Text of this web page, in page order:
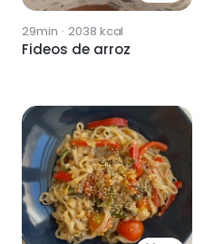
29min · 2038 kcal
Fideos de arroz